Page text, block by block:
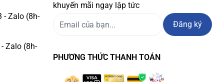
- Zalo (8h-
Zalo (8h-
khuyến mãi ngay lập tức
Đăng ký
PHƯƠNG THỨC THANH TOÁN